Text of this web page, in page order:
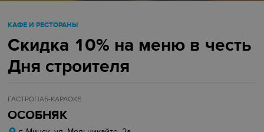
КАФЕ И РЕСТОРАНЫ
Скидка 10% на меню в честь
Дня строителя
ГАСТРОПАБ-КАРАОКЕ
ОСОБНЯК